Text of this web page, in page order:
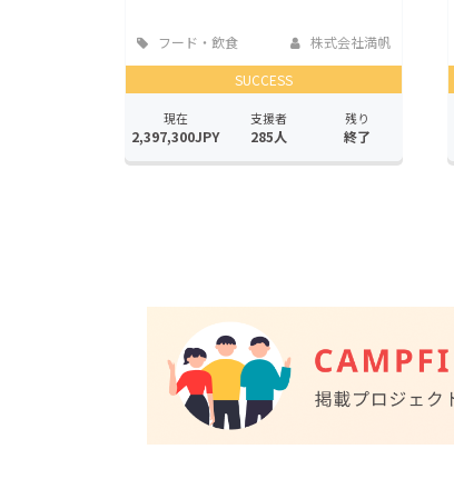
フード・飲食
株式会社満帆
SUCCESS
現在
2,397,300JPY
支援者
285人
残り
終了